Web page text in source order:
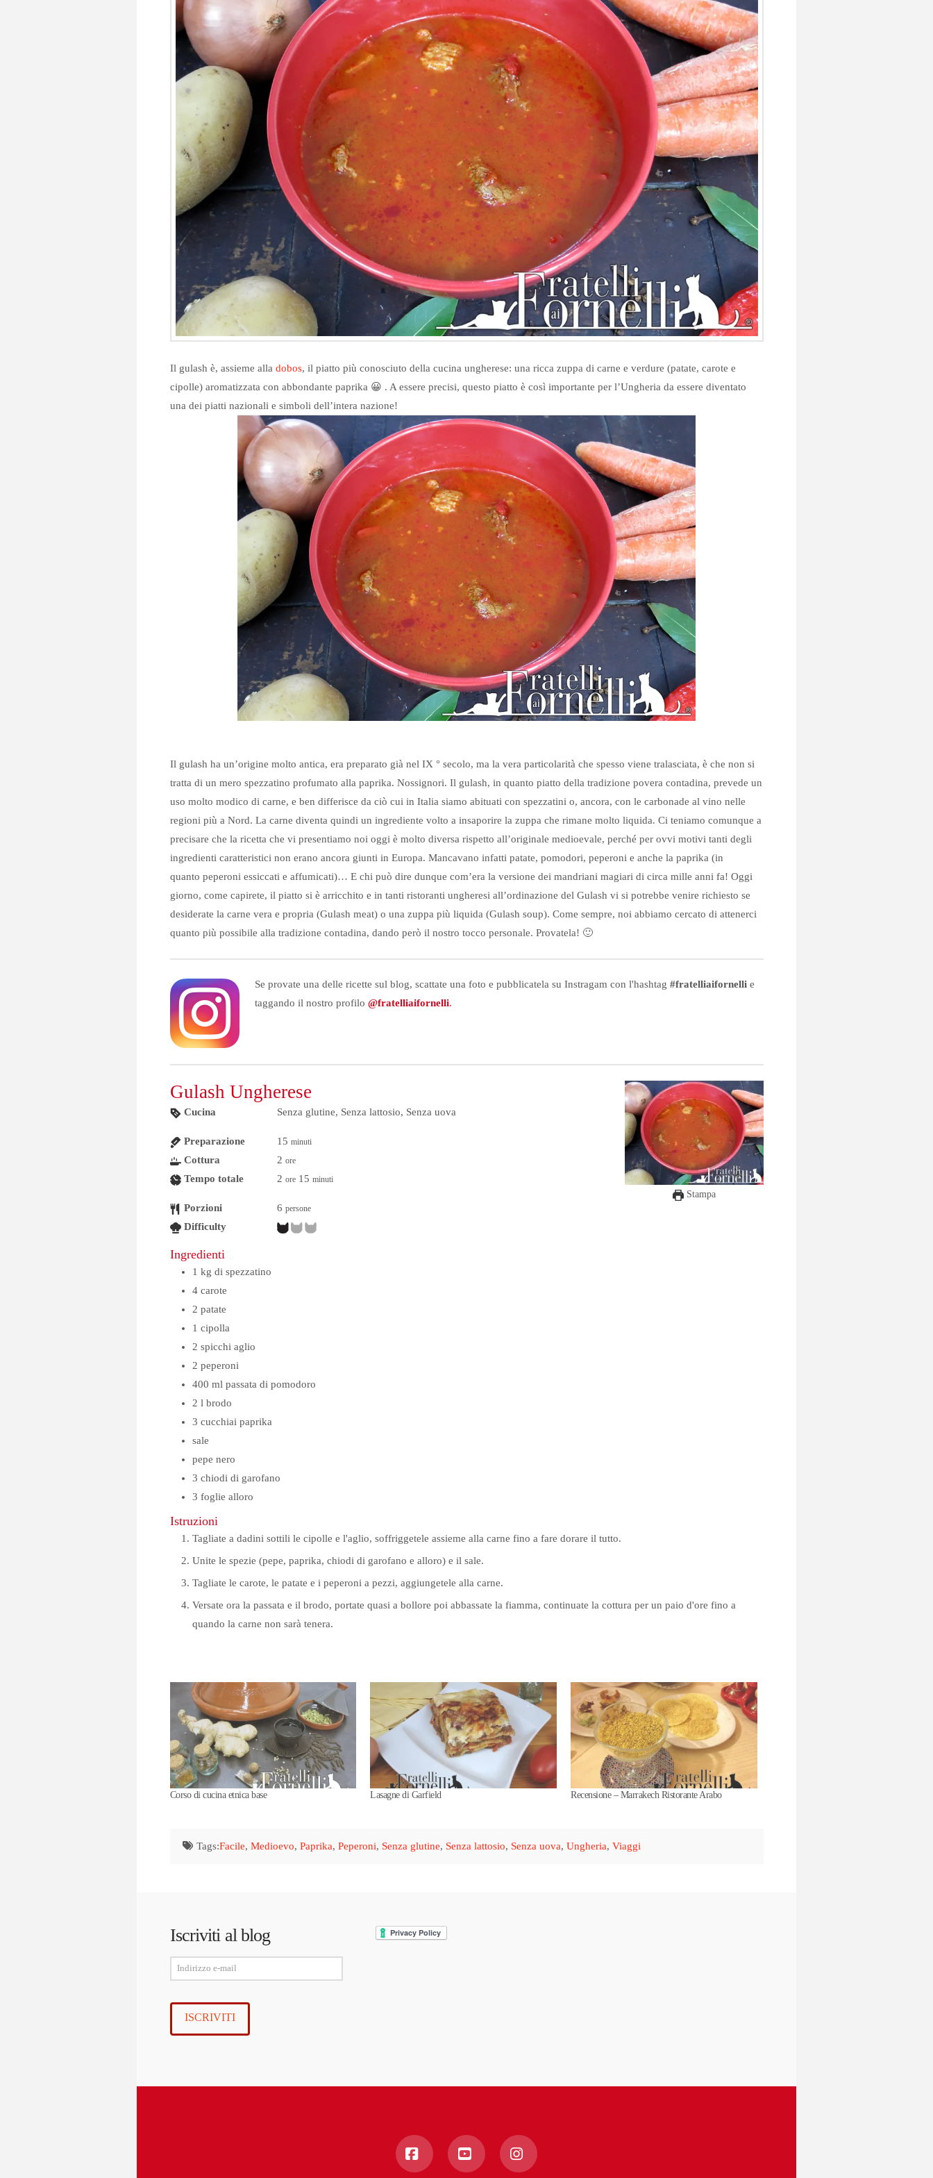
Il gulash è, assieme alla dobos, il piatto più conosciuto della cucina ungherese: una ricca zuppa di carne e verdure (patate, carote e
cipolle) aromatizzata con abbondante paprika 😀 . A essere precisi, questo piatto è così importante per l’Ungheria da essere diventato
una dei piatti nazionali e simboli dell’intera nazione!
Il gulash ha un’origine molto antica, era preparato già nel IX ° secolo, ma la vera particolarità che spesso viene tralasciata, è che non si
tratta di un mero spezzatino profumato alla paprika. Nossignori. Il gulash, in quanto piatto della tradizione povera contadina, prevede un
uso molto modico di carne, e ben differisce da ciò cui in Italia siamo abituati con spezzatini o, ancora, con le carbonade al vino nelle
regioni più a Nord. La carne diventa quindi un ingrediente volto a insaporire la zuppa che rimane molto liquida. Ci teniamo comunque a
precisare che la ricetta che vi presentiamo noi oggi è molto diversa rispetto all’originale medioevale, perché per ovvi motivi tanti degli
ingredienti caratteristici non erano ancora giunti in Europa. Mancavano infatti patate, pomodori, peperoni e anche la paprika (in
quanto peperoni essiccati e affumicati)… E chi può dire dunque com’era la versione dei mandriani magiari di circa mille anni fa! Oggi
giorno, come capirete, il piatto si è arricchito e in tanti ristoranti ungheresi all’ordinazione del Gulash vi si potrebbe venire richiesto se
desiderate la carne vera e propria (Gulash meat) o una zuppa più liquida (Gulash soup). Come sempre, noi abbiamo cercato di attenerci
quanto più possibile alla tradizione contadina, dando però il nostro tocco personale. Provatela! 🙂
Se provate una delle ricette sul blog, scattate una foto e pubblicatela su Instragam con l'hashtag #fratelliaifornelli e
taggando il nostro profilo @fratelliaifornelli.
Stampa
Gulash Ungherese
Cucina Senza glutine, Senza lattosio, Senza uova
Preparazione 15 minuti
Cottura 2 ore
Tempo totale 2 ore 15 minuti
Porzioni 6 persone
Difficulty
Ingredienti
1 kg di spezzatino
4 carote
2 patate
1 cipolla
2 spicchi aglio
2 peperoni
400 ml passata di pomodoro
2 l brodo
3 cucchiai paprika
sale
pepe nero
3 chiodi di garofano
3 foglie alloro
Istruzioni
Tagliate a dadini sottili le cipolle e l'aglio, soffriggetele assieme alla carne fino a fare dorare il tutto.
Unite le spezie (pepe, paprika, chiodi di garofano e alloro) e il sale.
Tagliate le carote, le patate e i peperoni a pezzi, aggiungetele alla carne.
Versate ora la passata e il brodo, portate quasi a bollore poi abbassate la fiamma, continuate la cottura per un paio d'ore fino a
quando la carne non sarà tenera.
Corso di cucina etnica base Lasagne di Garfield Recensione – Marrakech Ristorante Arabo
Tags:Facile, Medioevo, Paprika, Peperoni, Senza glutine, Senza lattosio, Senza uova, Ungheria, Viaggi
Iscriviti al blog
Indirizzo
e-
mail
ISCRIVITI